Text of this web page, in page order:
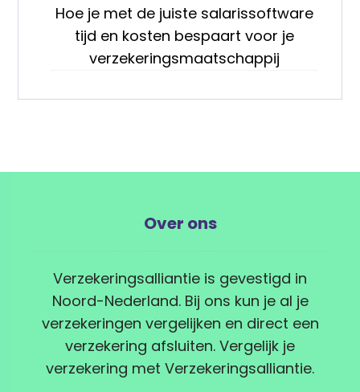
Hoe je met de juiste salarissoftware
tijd en kosten bespaart voor je
verzekeringsmaatschappij
Over ons
Verzekeringsalliantie is gevestigd in
Noord-Nederland. Bij ons kun je al je
verzekeringen vergelijken en direct een
verzekering afsluiten. Vergelijk je
verzekering met Verzekeringsalliantie.